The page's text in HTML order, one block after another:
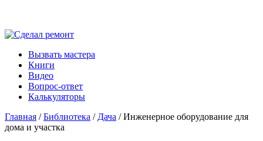
Вызвать мастера
Книги
Видео
Вопрос-ответ
Калькуляторы
Главная /Библиотека / Дача / Инженерное оборудование для
дома и участка